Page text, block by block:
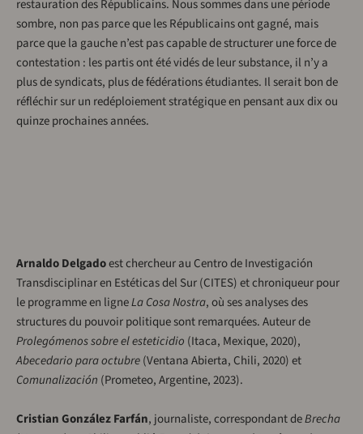
restauration des Républicains. Nous sommes dans une période
sombre, non pas parce que les Républicains ont gagné, mais
parce que la gauche n’est pas capable de structurer une force de
contestation : les partis ont été vidés de leur substance, il n’y a
plus de syndicats, plus de fédérations étudiantes. Il serait bon de
réfléchir sur un redéploiement stratégique en pensant aux dix ou
quinze prochaines années.
Arnaldo Delgadoest chercheur au Centro de Investigación
Transdisciplinar en Estéticas del Sur (CITES) et chroniqueur pour
le programme en ligneLa Cosa Nostra, où ses analyses des
structures du pouvoir politique sont remarquées. Auteur de
Prolegómenos sobre el esteticidio (Itaca, Mexique, 2020),
Abecedario para octubre(Ventana Abierta, Chili, 2020) et
Comunalización (Prometeo, Argentine, 2023).
Cristian González Farfán, journaliste, correspondant deBrecha